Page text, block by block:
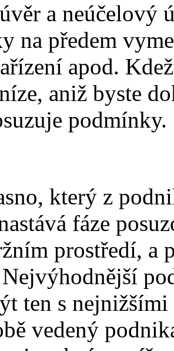
a neúčelový
na předem
apod.
aniž byste
podmínky.
který z
fáze
prostředí, a
ten s
vedený